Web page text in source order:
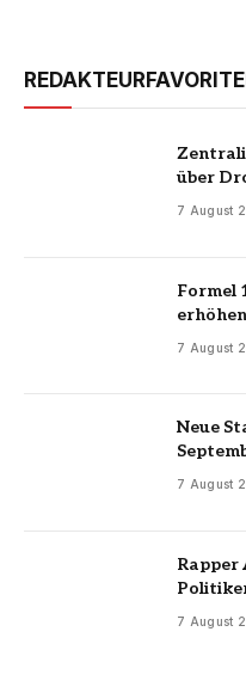
über
7 August
Formel
erhöhen
7 August
Neue
7 August
Rapper
7 August